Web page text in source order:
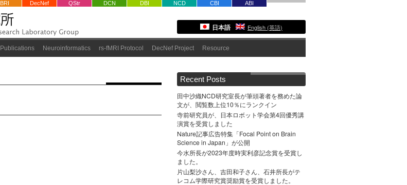
BRI DecNef QStr DCN DBI NCD CBI ABI
日本語 English (英語)
Publications Neuroinformatics rs-fMRI Protocol DecNef Project Resource
Recent Posts
田中沙織NCD研究室長が筆頭著者を務めた論
文が、閲覧数上位10％にランクイン
寺前研究員が、日本ロボット学会第4回優秀講
演賞を受賞しました
Nature記事広告特集「Focal Point on Brain
Science in Japan」が公開
今水所長が2023年度時実利彦記念賞を受賞し
ました。
片山梨沙さん、吉田和子さん、石井所長がテ
レコム学際研究賞奨励賞を受賞しました。